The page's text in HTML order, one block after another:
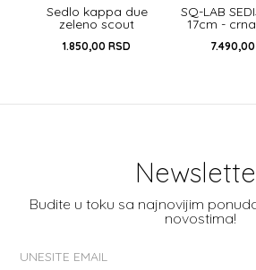
Sedlo kappa due
zeleno scout
1.850,00 RSD
SQ-LAB
17cm -
7.490,00
Budite u toku sa najnovijim
novostima!